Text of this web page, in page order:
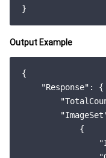
Output Example
{
"Response" : {
            {